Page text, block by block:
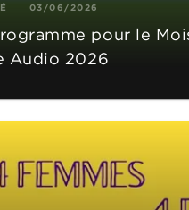
03/06/2026
pour le
Audio 2026